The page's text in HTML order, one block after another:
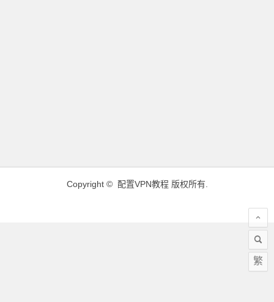
Copyright © 配置VPN教程版权所有.
繁